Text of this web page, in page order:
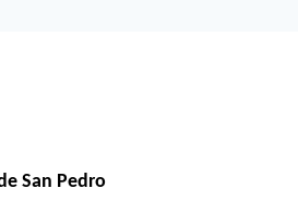
San Pedro